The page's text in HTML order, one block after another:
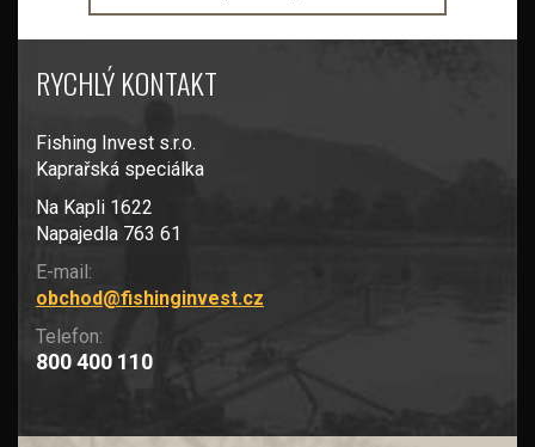
RYCHLÝ KONTAKT
Fishing Invest s.r.o.
Kaprařská speciálka
Na Kapli 1622
Napajedla 763 61
E-mail:
obchod@fishinginvest.cz
Telefon:
800 400 110